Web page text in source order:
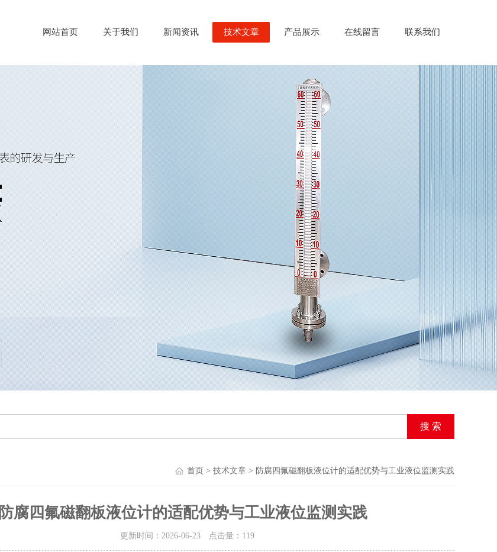
网站首页 关于我们 新闻资讯 技术文章 产品展示 在线留言 联系我们
首页 > 技术文章 > 防腐四氟磁翻板液位计的适配优势与工业液位监测实践
防腐四氟磁翻板液位计的适配优势与工业液位监测实践
更新时间：2026-06-23 点击量： 119